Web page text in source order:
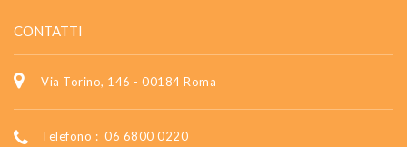
CONTATTI
Via Torino, 146 - 00184 Roma
Telefono : 06 6800 0220